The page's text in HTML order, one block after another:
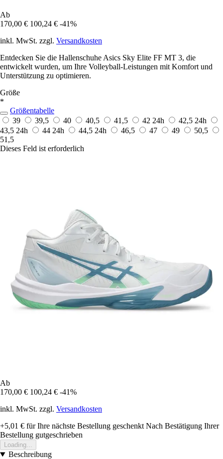
Ab
170,00 € 100,24 € -41%
inkl. MwSt. zzgl. Versandkosten
Entdecken Sie die Hallenschuhe Asics Sky Elite FF MT 3, die
entwickelt wurden, um Ihre Volleyball-Leistungen mit Komfort und
Unterstützung zu optimieren.
Größe
*
Größentabelle
39
39,5 40 40,5 41,5 42 24h 42,5 24h
43,5 24h 44 24h 44,5 24h 46,5 47 49
50,5
51,5
Dieses Feld ist erforderlich
Ab
170,00 € 100,24 € -41%
inkl. MwSt. zzgl. Versandkosten
+5,01 € für Ihre nächste Bestellung geschenkt Nach Bestätigung Ihrer
Bestellung gutgeschrieben
Loading...
Beschreibung